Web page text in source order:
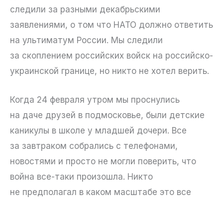
следили за разными декабрьскими
заявлениями, о том что НАТО должно ответить
на ультиматум России. Мы следили
за скоплением российских войск на российско-
украинской границе, но никто не хотел верить.
Когда 24 февраля утром мы проснулись
на даче друзей в подмосковье, были детские
каникулы в школе у младшей дочери. Все
за завтраком собрались с телефонами,
новостями и просто не могли поверить, что
война все-таки произошла. Никто
не предполагал в каком масштабе это все